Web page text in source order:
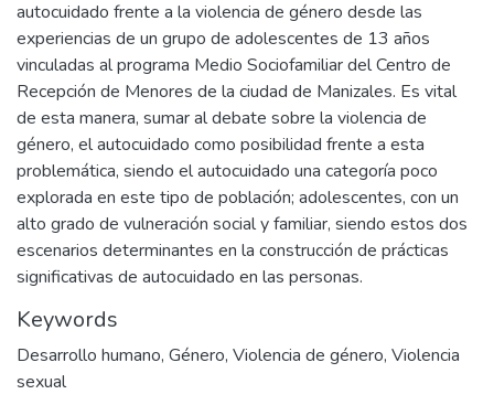
autocuidado frente a la violencia de género desde las
experiencias de un grupo de adolescentes de 13 años
vinculadas al programa Medio Sociofamiliar del Centro de
Recepción de Menores de la ciudad de Manizales. Es vital
de esta manera, sumar al debate sobre la violencia de
género, el autocuidado como posibilidad frente a esta
problemática, siendo el autocuidado una categoría poco
explorada en este tipo de población; adolescentes, con un
alto grado de vulneración social y familiar, siendo estos dos
escenarios determinantes en la construcción de prácticas
significativas de autocuidado en las personas.
Keywords
Desarrollo humano, Género, Violencia de género, Violencia
sexual